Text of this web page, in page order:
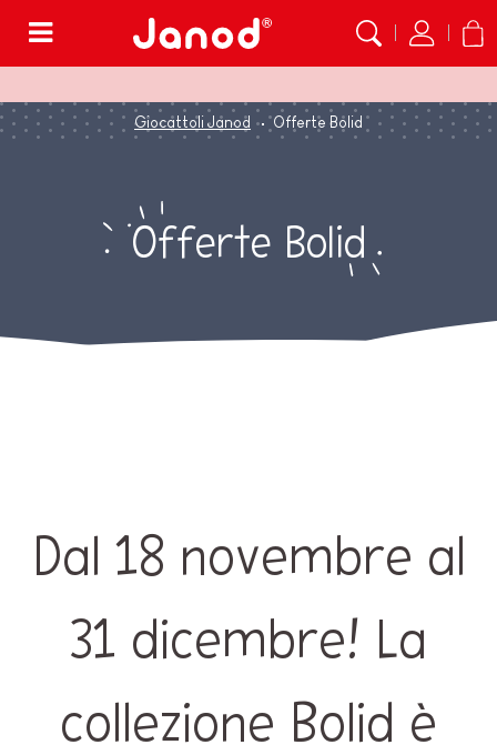
Giocattoli Janod Offerte Bolid
Offerte Bolid
Dal 18 novembre al
31 dicembre! La
collezione Bolid è